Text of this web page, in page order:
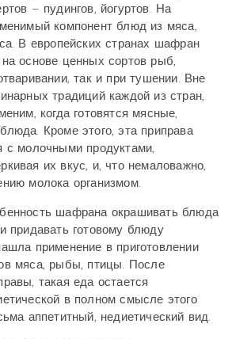
– пудингов, йогуртов. На
компонент блюд из мяса,
В европейских странах шафран
основе ценных сортов рыб,
так и при тушении. Вне
традиций каждой из стран,
когда готовятся мясные,
Кроме этого, эта приправа
с молочными продуктами,
их вкус, и, что немаловажно,
молока организмом.
шафрана окрашивать блюда
придавать готовому блюду
применение в приготовлении
мяса, рыбы, птицы. После
такая еда остается
в полном смысле этого
аппетитный, недиетический вид.